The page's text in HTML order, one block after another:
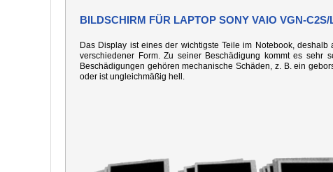
BILDSCHIRM FÜR LAPTOP SONY VAIO VGN-C2S/
Das Display ist eines der wichtigste Teile im Notebook,
verschiedener Form. Zu seiner Beschädigung kommt es sehr
Beschädigungen gehören mechanische Schäden, z. B. ein
oder ist ungleichmäßig hell.